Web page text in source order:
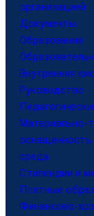
организацией
Документы
Образование
Внутренняя
Руководство
Материально-
оснащенность
среда
Стипендии и
Платные
Финансово-